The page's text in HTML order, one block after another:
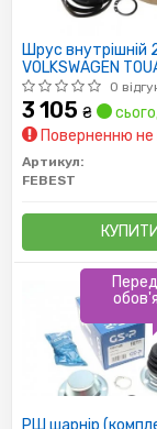
Шрус внутрішній
VOLKSWAGEN
2003-2010
0
3 105 ₴
Поверненню не
Артикул:
FEBEST
КУПИТИ
РШ шарнір